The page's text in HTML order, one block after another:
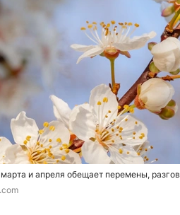
и апреля обещает перемены,